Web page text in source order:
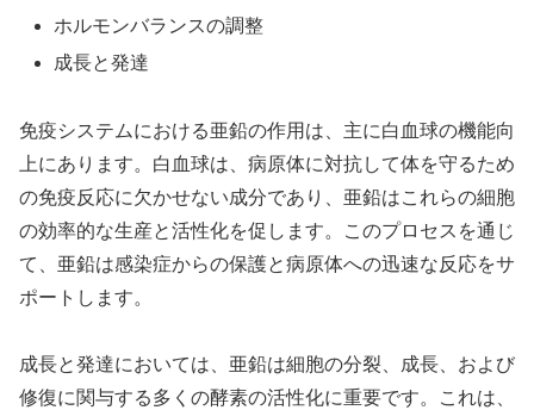
ホルモンバランスの調整
成長と発達
免疫システムにおける亜鉛の作用は、主に白血球の機能向
上にあります。白血球は、病原体に対抗して体を守るため
の免疫反応に欠かせない成分であり、亜鉛はこれらの細胞
の効率的な生産と活性化を促します。このプロセスを通じ
て、亜鉛は感染症からの保護と病原体への迅速な反応をサ
ポートします。
成長と発達においては、亜鉛は細胞の分裂、成長、および
修復に関与する多くの酵素の活性化に重要です。これは、